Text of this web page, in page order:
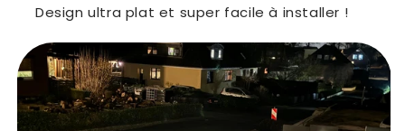
Design ultra plat et super facile à installer !